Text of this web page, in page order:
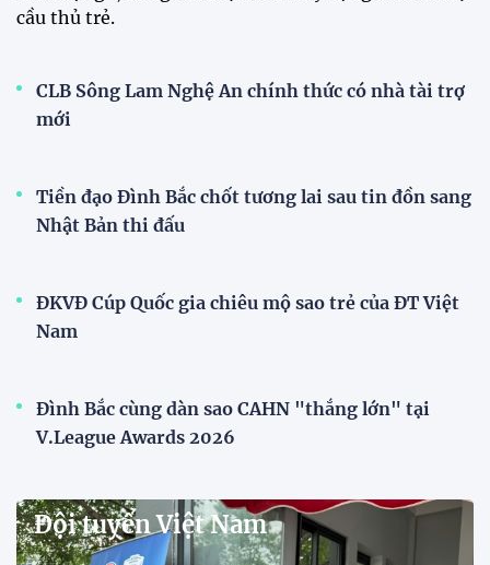
"khổ luyện" dưới nắng gắt tại
HLV Kim Sang-sik: "Tuyển Việt
Nam sẽ mang sự tự tin này vào
23:26 24/07/2026